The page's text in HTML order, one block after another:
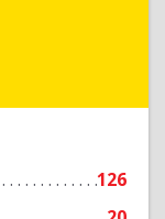
126